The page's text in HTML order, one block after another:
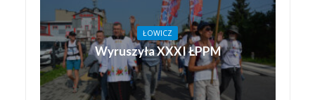
ŁOWICZ
Wyruszyła XXXI ŁPPM